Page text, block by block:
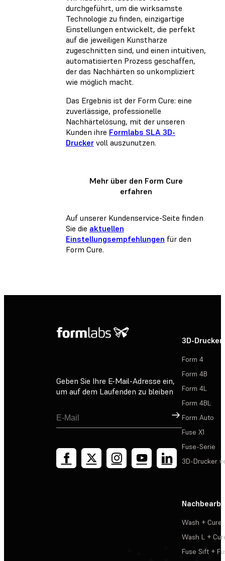
durchgeführt, um die wirksamste
Technologie zu finden, einzigartige
Einstellungen entwickelt, die perfekt
auf die jeweiligen Kunstharze
zugeschnitten sind, und einen intuitiven,
automatisierten Prozess geschaffen,
der das Nachhärten so unkompliziert
wie möglich macht.
Das Ergebnis ist der Form Cure: eine
zuverlässige, professionelle
Nachhärtelösung, mit der unseren
Kunden ihre Formlabs SLA 3D-
Drucker voll auszunutzen.
Mehr über den Form Cure
erfahren
Auf unserer Kundenservice-Seite finden
Sie die aktuellen
Einstellungsempfehlungen für den
Form Cure.
Geben Sie Ihre E-Mail-Adresse ein,
um auf dem Laufenden zu bleiben
Registrieren
3D-Drucker
Form 4
Form 4B
Form 4L
Form 4BL
Form Auto
Fuse X1
Fuse-Serie
3D-Drucker
Wash + Cure
Wash L +
Fuse Sift +